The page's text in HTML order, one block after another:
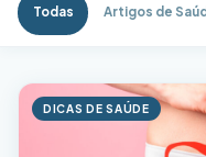
Todas Artigos de
DICAS DE SAÚDE